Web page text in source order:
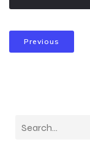
Previous